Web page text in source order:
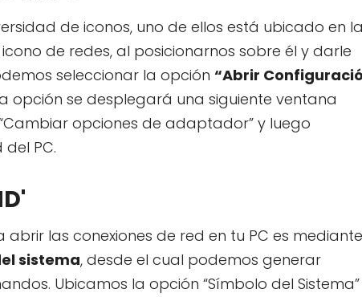
de iconos, uno de ellos está ubicado en la
de redes, al posicionarnos sobre él y darle
seleccionar la opción “Abrir
opción se desplegará una siguiente ventana
opciones de adaptador” y luego
PC.
las conexiones de red en tu PC es
sistema, desde el cual podemos generar
Ubicamos la opción “Símbolo del Sistema”